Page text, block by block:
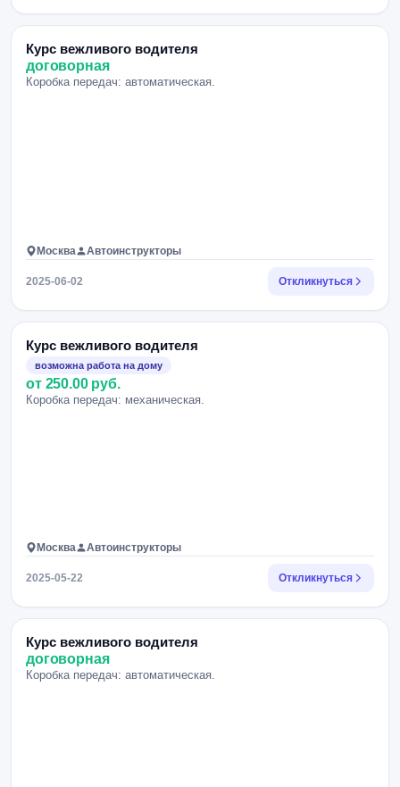
Курс вежливого водителя
договорная
Коробка передач: автоматическая.
Москва Автоинструкторы
2025-06-02 Откликнуться
Курс вежливого водителя
возможна работа на дому
от 250.00 руб.
Коробка передач: механическая.
Москва Автоинструкторы
2025-05-22 Откликнуться
Курс вежливого водителя
договорная
Коробка передач: автоматическая.